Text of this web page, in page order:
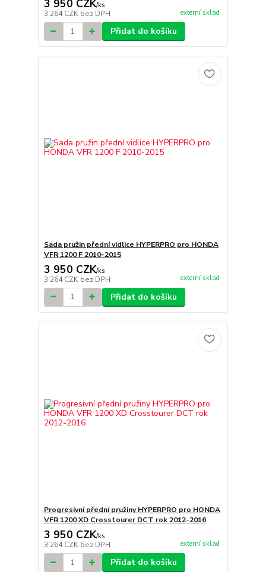
3 950 CZK/ks
3 264 CZK bez DPH externí sklad
Přidat do košíku
Sada pružin přední vidlice HYPERPRO pro HONDA
VFR 1200 F 2010-2015
3 950 CZK/ks
3 264 CZK bez DPH externí sklad
Přidat do košíku
Progresivní přední pružiny HYPERPRO pro HONDA
VFR 1200 XD Crosstourer DCT rok 2012-2016
3 950 CZK/ks
3 264 CZK bez DPH externí sklad
Přidat do košíku